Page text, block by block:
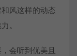
风这样的动态
。
会听到优美且